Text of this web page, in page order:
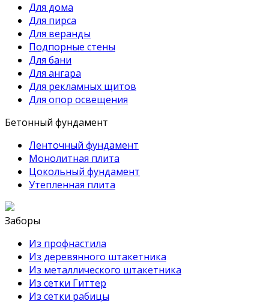
Для дома
Для пирса
Для веранды
Подпорные стены
Для бани
Для ангара
Для рекламных щитов
Для опор освещения
Бетонный фундамент
Ленточный фундамент
Монолитная плита
Цокольный фундамент
Утепленная плита
Заборы
Из профнастила
Из деревянного штакетника
Из металлического штакетника
Из сетки Гиттер
Из сетки рабицы